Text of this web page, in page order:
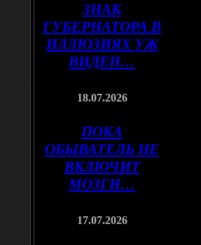
ЗНАК
ГУБЕРНАТОРА В
ИЛЛЮЗИЯХ УЖ
ВИДЕН…
18.07.2026
ПОКА
ОБЫВАТЕЛЬ НЕ
ВКЛЮЧИТ
МОЗГИ…
17.07.2026